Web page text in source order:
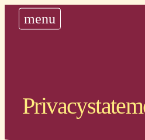
nieuws
historie
menu